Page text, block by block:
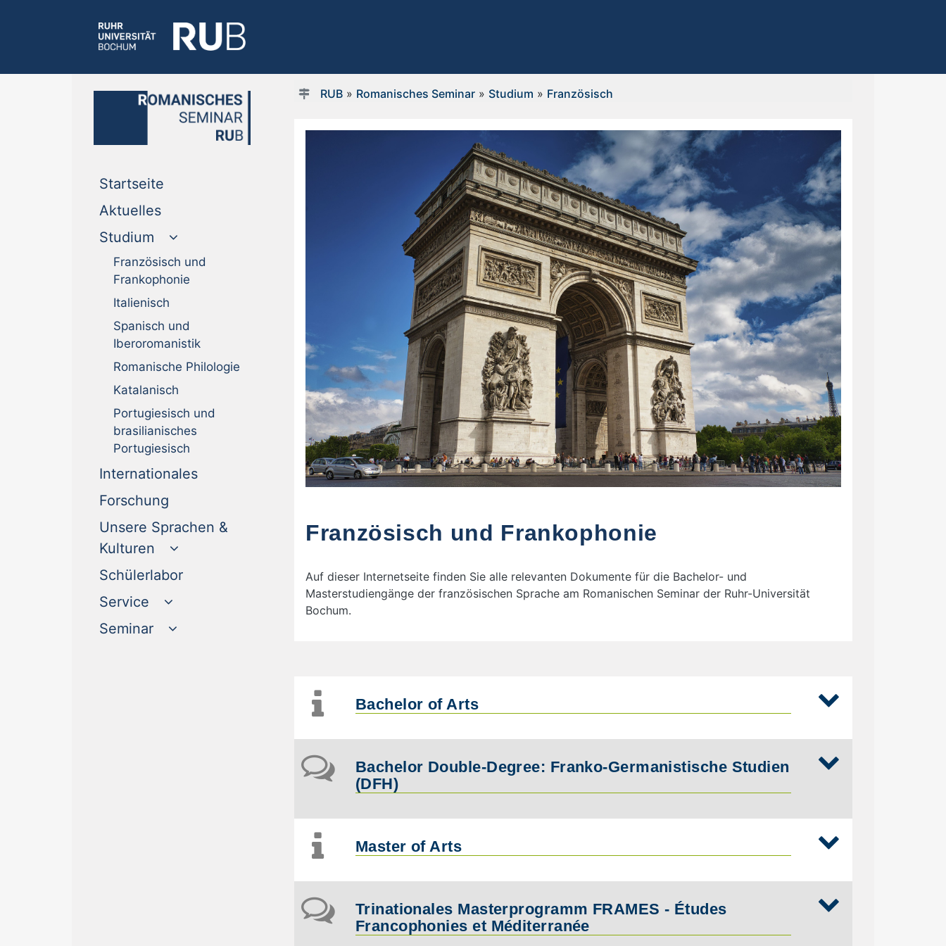
Startseite
Aktuelles(current)
Studium
Französisch und
Frankophonie
Italienisch
Spanisch und
Iberoromanistik
Romanische Philologie
Katalanisch
Portugiesisch und
brasilianisches
Portugiesisch
Internationales(current)
Forschung
Unsere Sprachen &
Kulturen
Schülerlabor(current)
Service
Seminar
RUB» Romanisches Seminar» Studium » Französisch
Französisch und Frankophonie
Auf dieser Internetseite finden Sie alle relevanten Dokumente für die Bachelor- und
Masterstudiengänge der französischen Sprache am Romanischen Seminar der Ruhr-Universität
Bochum.
Bachelor of Arts
Bachelor Double-Degree: Franko-Germanistische Studien
(DFH)
Master of Arts
Trinationales Masterprogramm FRAMES - Études
Francophonies et Méditerranée